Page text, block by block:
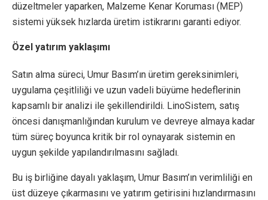
düzeltmeler yaparken, Malzeme Kenar Koruması (MEP)
sistemi yüksek hızlarda üretim istikrarını garanti ediyor.
Özel yatırım yaklaşımı
Satın alma süreci, Umur Basım’ın üretim gereksinimleri,
uygulama çeşitliliği ve uzun vadeli büyüme hedeflerinin
kapsamlı bir analizi ile şekillendirildi. LinoSistem, satış
öncesi danışmanlığından kurulum ve devreye almaya kadar
tüm süreç boyunca kritik bir rol oynayarak sistemin en
uygun şekilde yapılandırılmasını sağladı.
Bu iş birliğine dayalı yaklaşım, Umur Basım’ın verimliliği en
üst düzeye çıkarmasını ve yatırım getirisini hızlandırmasını